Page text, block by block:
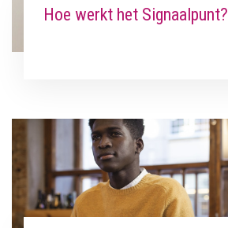
Hoe werkt het Signaalpunt?